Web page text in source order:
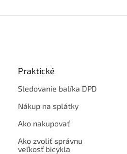
Praktické
Sledovanie balíka DPD
Nákup na splátky
Ako nakupovať
Ako zvoliť správnu
veľkosť bicykla